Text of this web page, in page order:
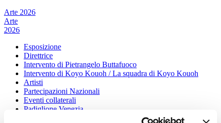
Arte 2026
Arte
2026
Esposizione
Direttrice
Intervento di Pietrangelo Buttafuoco
Intervento di Koyo Kouoh / La squadra di Koyo Kouoh
Artisti
Partecipazioni Nazionali
Eventi collaterali
Padiglione Venezia